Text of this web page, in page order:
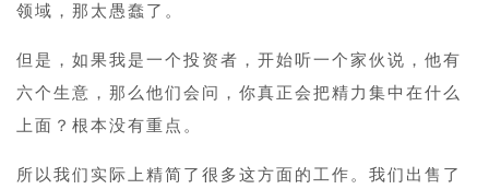
领域，那太愚蠢了。
但是，如果我是一个投资者，开始听一个家伙说，他有
六个生意，那么他们会问，你真正会把精力集中在什么
上面？根本没有重点。
所以我们实际上精简了很多这方面的工作。我们出售了